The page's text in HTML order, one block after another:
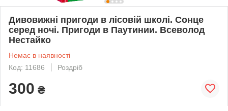
Дивовижні пригоди в лісовій школі. Сонце
серед ночі. Пригоди в Паутинии. Всеволод
Нестайко
Немає в наявності
Код: 11686
Роздріб
300 ₴